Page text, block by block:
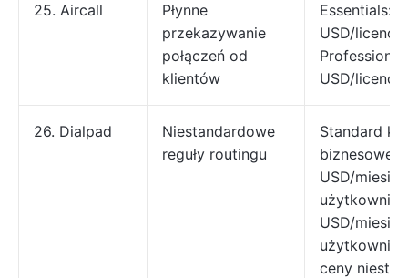
25. Aircall
Płynne
przekazywanie
połączeń od
klientów
Essentials:
USD/
USD/
26. Dialpad
Niestandardowe
reguły routingu
Standard
biznesowej:
USD/
USD/
ceny